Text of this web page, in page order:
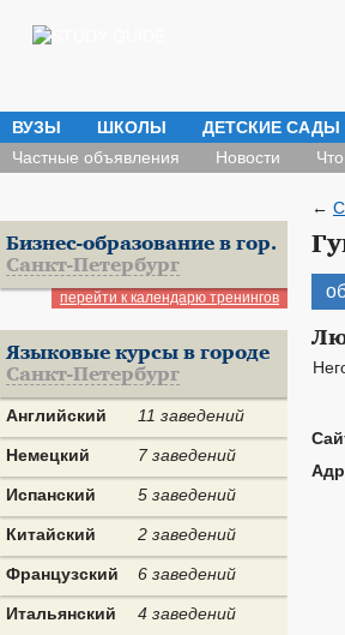
ВУЗЫ ШКОЛЫ ДЕТСКИЕ САДЫ
Частные объявления
Новости
←
Бизнес-образование в гор.
Санкт-Петербург
перейти к календарю тренингов
Языковые курсы в городе
Санкт-Петербург
Английский 11 заведений
Немецкий 7 заведений
Испанский 5 заведений
Китайский 2 заведений
Французский 6 заведений
Итальянский 4 заведений